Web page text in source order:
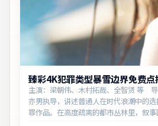
臻彩4K犯罪类型暴雪边界免费点
主演：梁朝伟、木村拓哉、全智贤 等
亦男执导，讲述普通人在时代浪潮中的
罪作品。在高度疏离的都市丛林里，叙